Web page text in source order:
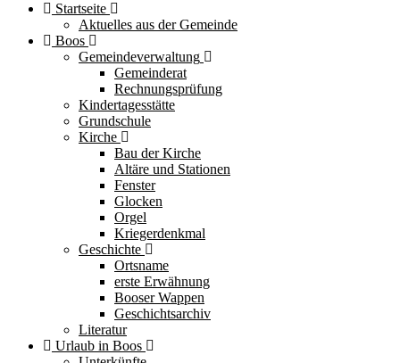
Startseite
Aktuelles aus der Gemeinde
Boos
Gemeindeverwaltung
Gemeinderat
Rechnungsprüfung
Kindertagesstätte
Grundschule
Kirche
Bau der Kirche
Altäre und Stationen
Fenster
Glocken
Orgel
Kriegerdenkmal
Geschichte
Ortsname
erste Erwähnung
Booser Wappen
Geschichtsarchiv
Literatur
Urlaub in Boos